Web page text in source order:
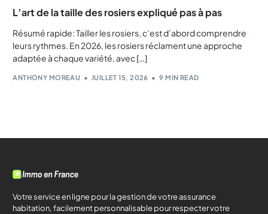
L’art de la taille des rosiers expliqué pas à pas
Résumé rapide: Tailler les rosiers, c’est d’abord comprendre
leurs rythmes. En 2026, les rosiers réclament une approche
adaptée à chaque variété, avec […]
ANTHONY MOREAU JUILLET 15, 2026 9 MIN READ
Votre service en ligne pour la gestion de votre assurance
habitation, facilement personnalisable pour respecter votre